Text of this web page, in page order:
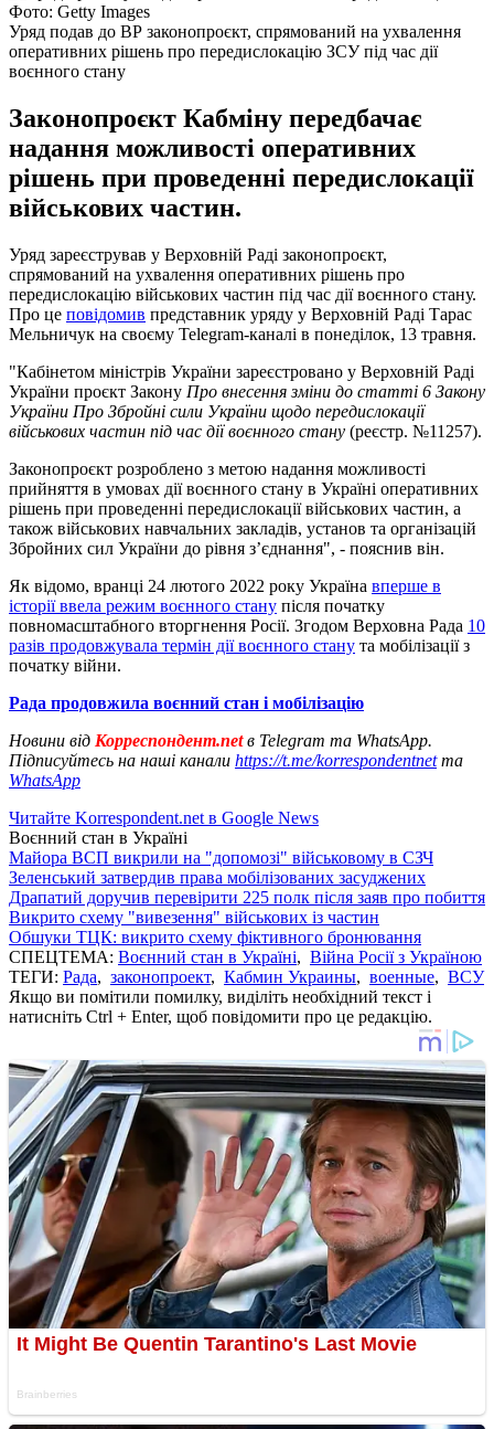
Фото: Getty Images
Уряд подав до ВР законопроєкт, спрямований на ухвалення
оперативних рішень про передислокацію ЗСУ під час дії
воєнного стану
Законопроєкт Кабміну передбачає
надання можливості оперативних
рішень при проведенні передислокації
військових частин.
Уряд зареєстрував у Верховній Раді законопроєкт,
спрямований на ухвалення оперативних рішень про
передислокацію військових частин під час дії воєнного стану.
Про це повідомив представник уряду у Верховній Раді Тарас
Мельничук на своєму Telegram-каналі в понеділок, 13 травня.
"Кабінетом міністрів України зареєстровано у Верховній Раді
України проєкт Закону Про внесення зміни до статті 6 Закону
України Про Збройні сили України щодо передислокації
військових частин під час дії воєнного стану (реєстр. №11257).
Законопроєкт розроблено з метою надання можливості
прийняття в умовах дії воєнного стану в Україні оперативних
рішень при проведенні передислокації військових частин, а
також військових навчальних закладів, установ та організацій
Збройних сил України до рівня з’єднання", - пояснив він.
Як відомо, вранці 24 лютого 2022 року Україна вперше в
історії ввела режим воєнного стану після початку
повномасштабного вторгнення Росії. Згодом Верховна Рада 10
разів продовжувала термін дії воєнного стану та мобілізації з
початку війни.
Рада продовжила воєнний стан і мобілізацію
Новини від Корреспондент.netв Telegram та WhatsApp.
Підписуйтесь на наші канали https://t.me/korrespondentnetта
WhatsApp
Читайте Korrespondent.net в Google News
Воєнний стан в Україні
Майора ВСП викрили на "допомозі" військовому в СЗЧ
Зеленський затвердив права мобілізованих засуджених
Драпатий доручив перевірити 225 полк після заяв про побиття
Викрито схему "вивезення" військових із частин
Обшуки ТЦК: викрито схему фіктивного бронювання
СПЕЦТЕМА: Воєнний стан в Україні, Війна Росії з Україною
ТЕГИ: Рада, законопроект, Кабмин Украины, военные, ВСУ
Якщо ви помітили помилку, виділіть необхідний текст і
натисніть Ctrl + Enter, щоб повідомити про це редакцію.